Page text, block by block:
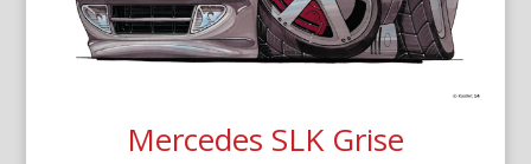
Mercedes SLK Grise